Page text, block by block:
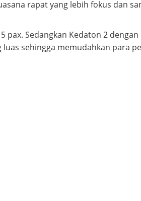
rapat yang lebih fokus dan
Sedangkan Kedaton 2
sehingga memudahkan para